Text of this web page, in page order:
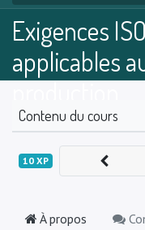
Exigences
applicables
Contenu du cours
10 XP
À propos